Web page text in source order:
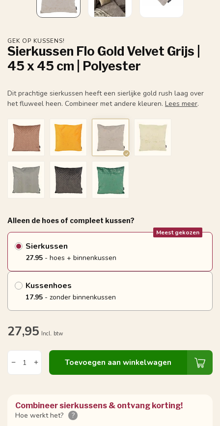
GEK OP KUSSENS!
Sierkussen Flo Gold Velvet Grijs |
45 x 45 cm | Polyester
Dit prachtige sierkussen heeft een sierlijke gold rush laag over
het fluweel heen. Combineer met andere kleuren. Lees meer.
Alleen de hoes of compleet kussen?
Sierkussen
Meest gekozen
27.95 - hoes + binnenkussen
Kussenhoes
17.95 - zonder binnenkussen
27,95 Incl. btw
Toevoegen aan winkelwagen
Combineer sierkussens & ontvang korting!
Hoe werkt het?
?